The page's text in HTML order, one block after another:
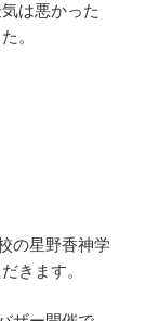
は悪かった
。
の星野香神学
きます。